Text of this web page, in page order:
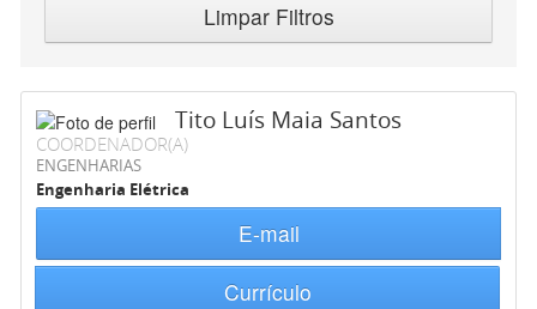
Limpar Filtros
Tito Luís Maia Santos
COORDENADOR(A)
ENGENHARIAS
Engenharia Elétrica
E-mail
Currículo